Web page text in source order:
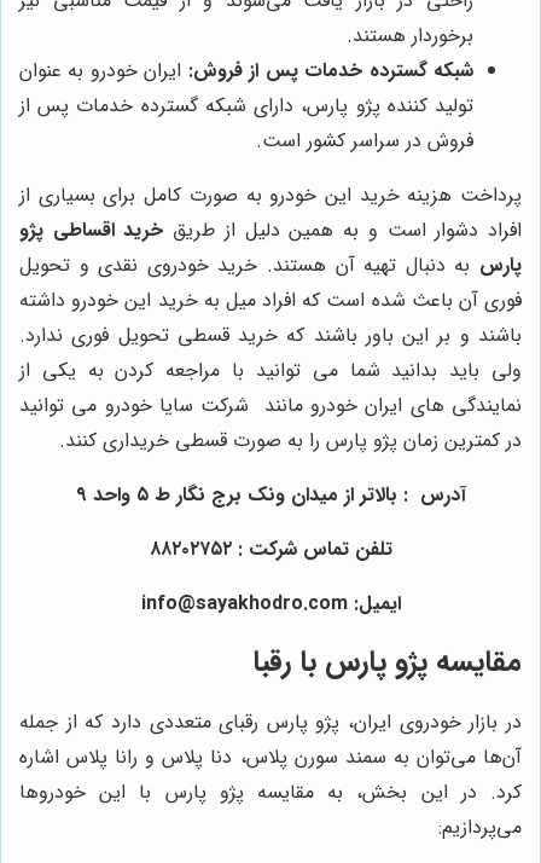
برخوردار هستند.
شبکه گسترده خدمات پس از فروش: ایران خودرو به عنوان
تولید کننده پژو پارس، دارای شبکه گسترده خدمات پس از
فروش در سراسر کشور است.
پرداخت هزینه خرید این خودرو به صورت کامل برای بسیاری از
افراد دشوار است و به همین دلیل از طریق خرید اقساطی پژو
پارس به دنبال تهیه آن هستند. خرید خودروی نقدی و تحویل
فوری آن باعث شده است که افراد میل به خرید این خودرو داشته
باشند و بر این باور باشند که خرید قسطی تحویل فوری ندارد.
ولی باید بدانید شما می توانید با مراجعه کردن به یکی از
نمایندگی های ایران خودرو مانند شرکت سایا خودرو می توانید
در کمترین زمان پژو پارس را به صورت قسطی خریداری کنند.
آدرس : بالاتر از میدان ونک برج نگار ط ۵ واحد ۹
تلفن تماس شرکت : ۸۸۲۰۲۷۵۲
ایمیل: info@sayakhodro.com
مقایسه پژو پارس با رقبا
در بازار خودروی ایران، پژو پارس رقبای متعددی دارد که از جمله
آن‌ها می‌توان به سمند سورن پلاس، دنا پلاس و رانا پلاس اشاره
کرد. در این بخش، به مقایسه پژو پارس با این خودروها
می‌پردازیم: